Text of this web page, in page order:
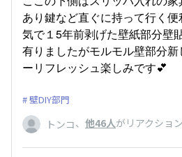
あり鍵など直ぐに持って行く
気で１5年前剥げた壁紙部分壁
有りましたがモルモル壁部分
ーリフレッシュ楽しみです💕
壁DIY部門
トンコ、 他46人がリアクション